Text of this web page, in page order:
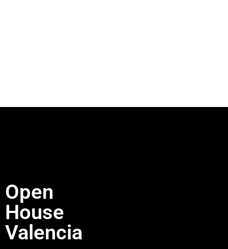
Open
House
Valencia